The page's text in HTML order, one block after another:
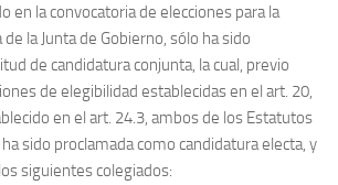
en la convocatoria de elecciones para la
la Junta de Gobierno, sólo ha sido
de candidatura conjunta, la cual, previo
de elegibilidad establecidas en el art. 20,
en el art. 24.3, ambos de los Estatutos
sido proclamada como candidatura electa, y
siguientes colegiados: